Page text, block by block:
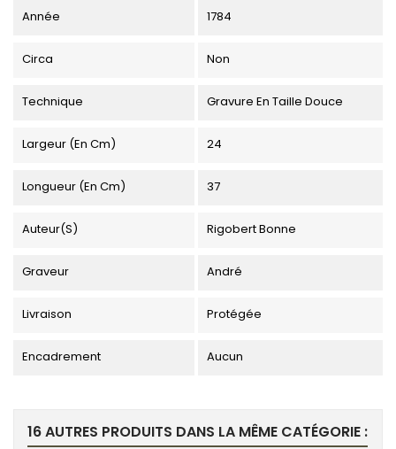
Année 1784
Circa Non
Technique Gravure En Taille Douce
Largeur (en Cm) 24
Longueur (en Cm) 37
Auteur(s) Rigobert Bonne
Graveur André
Livraison Protégée
Encadrement Aucun
16 AUTRES PRODUITS DANS LA MÊME CATÉGORIE :